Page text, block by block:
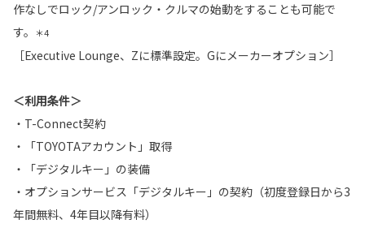
作なしでロック/アンロック・クルマの始動をすることも可能で
す。
＊4
［Executive Lounge、Zに標準設定。Gにメーカーオプション］
＜利用条件＞
・T-Connect契約
・「TOYOTAアカウント」取得
・「デジタルキー」の装備
・オプションサービス「デジタルキー」の契約（初度登録日から3
年間無料、4年目以降有料）